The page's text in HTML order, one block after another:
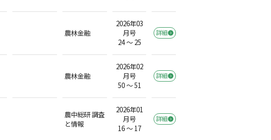
農林金融
2026年03
月号
24 ～ 25
詳細
農林金融
2026年02
月号
50 ～ 51
詳細
農中総研 調査
と情報
2026年01
月号
16 ～ 17
詳細